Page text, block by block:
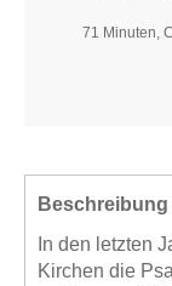
71 Minuten,
Beschreibung
In den letzten
Kirchen die